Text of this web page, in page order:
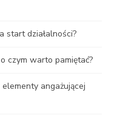
start działalności?
czym warto pamiętać?
angażującej